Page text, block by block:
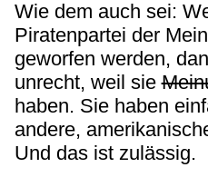
Wie dem auch sei:
Piratenpartei der
geworfen werden,
unrecht, weil sie
haben. Sie haben
andere,
Und das ist zulässig.